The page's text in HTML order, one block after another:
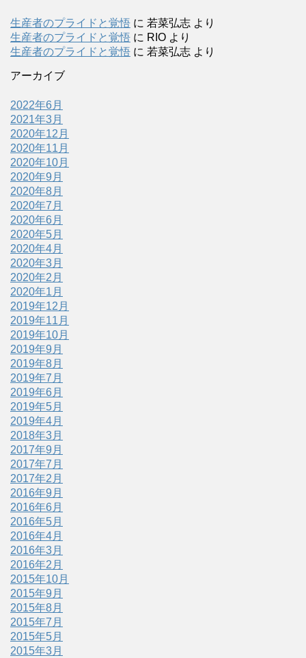
生産者のプライドと覚悟 に 若菜弘志 より
生産者のプライドと覚悟 に RIO より
生産者のプライドと覚悟 に 若菜弘志 より
アーカイブ
2022年6月
2021年3月
2020年12月
2020年11月
2020年10月
2020年9月
2020年8月
2020年7月
2020年6月
2020年5月
2020年4月
2020年3月
2020年2月
2020年1月
2019年12月
2019年11月
2019年10月
2019年9月
2019年8月
2019年7月
2019年6月
2019年5月
2019年4月
2018年3月
2017年9月
2017年7月
2017年2月
2016年9月
2016年6月
2016年5月
2016年4月
2016年3月
2016年2月
2015年10月
2015年9月
2015年8月
2015年7月
2015年5月
2015年3月